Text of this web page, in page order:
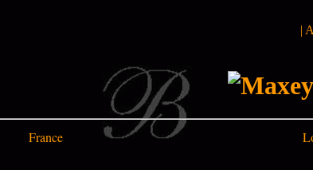
|
France